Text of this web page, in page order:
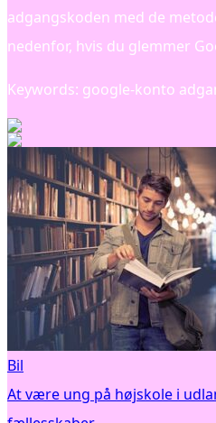
adgangskoden med de
nedenfor, hvis du glemmer
Keywords: google-konto
Bil
At være ung på højskole i